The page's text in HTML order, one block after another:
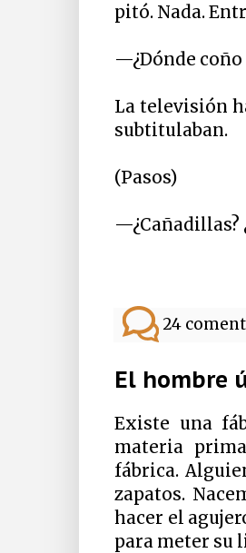
pitó. Nada.
—¿Dónde coño
La televisión
subtitulaban.
(Pasos)
—¿Cañadillas?
24
El hombre
Existe una
materia
fábrica.
zapatos.
hacer el
para meter su